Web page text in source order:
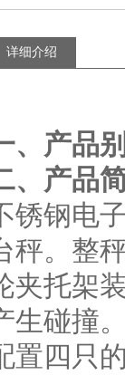
详细介绍
、产品
、产品
锈钢电
秤。整
夹托架
生碰撞
置四只